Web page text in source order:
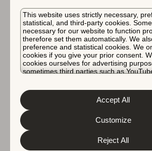
This website uses strictly necessary,
statistical, and third-party cookies.
necessary for our website to function
therefore set them automatically. We
preference and statistical cookies. We
cookies if you give your prior consent.
cookies ourselves for advertising
sometimes third parties such as
about the protection of your personal
different cookies we use, please read our
&
. You can customize
and preferences by clicking the
Reject All
Customize
Accept All
服务的相同严格准则和政策。这包括
体，而仅针对由至少 5,000 名用户组成
止过度定位。2021 年 9 月，Apple 还
明度 (ATT)，以保护用户隐私。借助此
App Store 上关闭个性化广告。
无论用户是否启用了个
都不会向 18 岁以下的用户、与 13
相关的 Apple ID 用户或托管帐户
该公司也不会跨其应用和服务创建
是依赖于随机标识符。此外，